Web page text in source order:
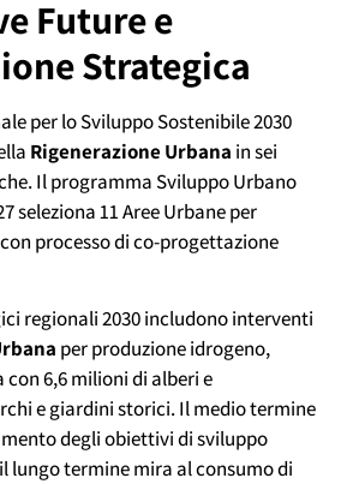
Future e
Strategica
per lo Sviluppo Sostenibile 2030
Rigenerazione Urbana in sei
Il programma Sviluppo Urbano
seleziona 11 Aree Urbane per
processo di co-progettazione
regionali 2030 includono interventi
per produzione idrogeno,
6,6 milioni di alberi e
e giardini storici. Il medio termine
degli obiettivi di sviluppo
lungo termine mira al consumo di